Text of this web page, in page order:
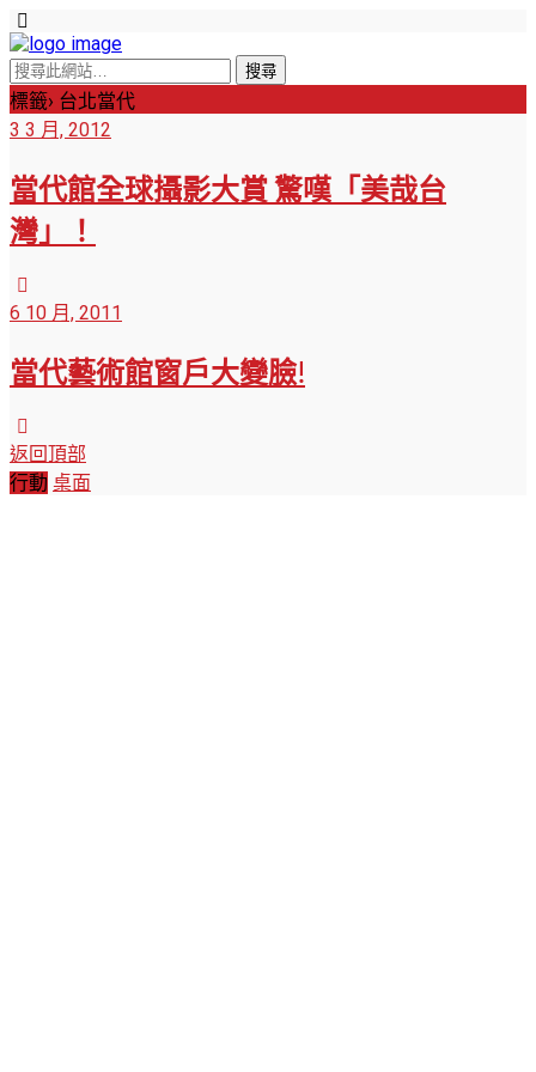
標籤› 台北當代
3 3 月, 2012
當代館全球攝影大賞 驚嘆「美哉台
灣」！
6 10 月, 2011
當代藝術館窗戶大變臉!
返回頂部
行動 桌面